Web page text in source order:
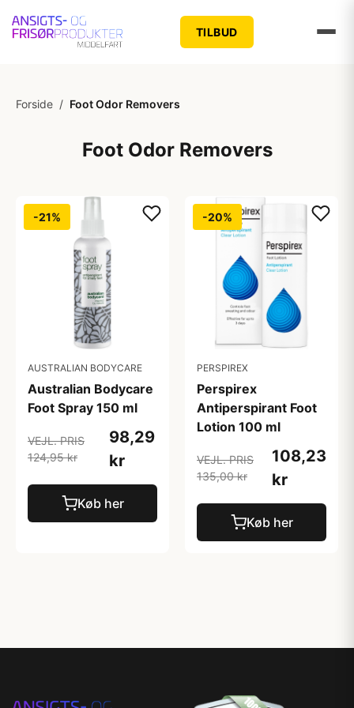
TILBUD
Forside / Foot Odor Removers
Foot Odor Removers
-21%
AUSTRALIAN BODYCARE
Australian Bodycare
Foot Spray 150 ml
VEJL. PRIS
124,95 kr
98,29
kr
Køb her
-20%
PERSPIREX
Perspirex
Antiperspirant Foot
Lotion 100 ml
VEJL. PRIS
135,00 kr
108,23
kr
Køb her